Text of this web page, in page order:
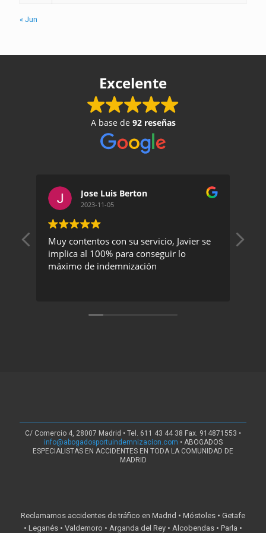
« Jun
Excelente
A base de 92 reseñas
Jose Luis Berton
2023-11-05
Muy contentos con su servicio, Javier se
implica al 100% para conseguir lo
máximo de indemnización
C/ Comercio 4, 28007 Madrid • Tel. 611 43 44 38 Fax. 914871553 •
info@abogadosportuindemnizacion.com • ABOGADOS
ESPECIALISTAS EN ACCIDENTES EN TODA LA COMUNIDAD DE
MADRID
Reclamamos accidentes de tráfico en Madrid • Móstoles • Getafe
• Leganés • Valdemoro • Arganda del Rey • Alcobendas • Parla •